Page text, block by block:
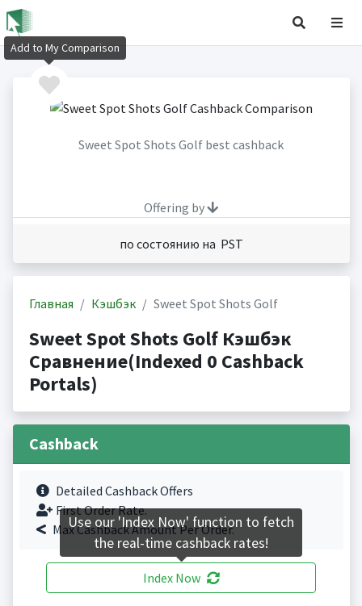
Sweet Spot Shots Golf best cashback
Offering by
по состоянию на PST
Главная Кэшбэк Sweet Spot Shots Golf
Sweet Spot Shots Golf Кэшбэк
Сравнение(Indexed 0 Cashback
Portals)
Cashback
Detailed Cashback Offers
First Order Rate.
Max Cashback Amount Per Order.
Index Now
Add to My Comparison
Use our 'Index Now' function to fetch
the real-time cashback rates!